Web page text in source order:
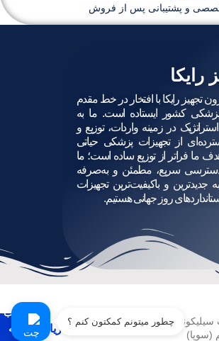
و پشتیبانی پس از فروش
رایکا
تجهیز رایکا با افتخار در خط مقدم
کشور ایستاده است. ما به
در زمینه واردات، توزیع و
از تجهیزات پزشکی حیاتی
ما فراتر از توزیع ساده است؛ ما
دسترسی سریع، مطمئن و به‌صرفه
جدیدترین و باکیفیت‌ترین تجهیزات
روز جهانی هستیم.
سیلیکونی با خط
(سوپا)
2,680,477 ریال
انتخاب
گزینه
چطور میتونم کمکتون کنم ؟